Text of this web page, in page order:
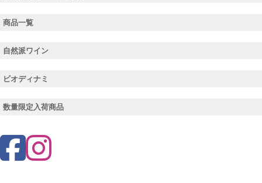
商品一覧
自然派ワイン
ビオディナミ
数量限定入荷商品